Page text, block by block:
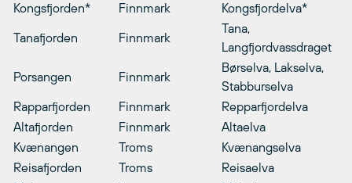
Kongsfjorden* Finnmark Kongsfjordelva*
Tanafjorden Finnmark
Tana,
Langfjordvassdraget
Porsangen Finnmark
Børselva, Lakselva,
Stabburselva
Rapparfjorden
Finnmark
Repparfjordelva
Altafjorden
Finnmark
Altaelva
Kvænangen
Troms
Kvænangselva
Reisafjorden
Troms
Reisaelva